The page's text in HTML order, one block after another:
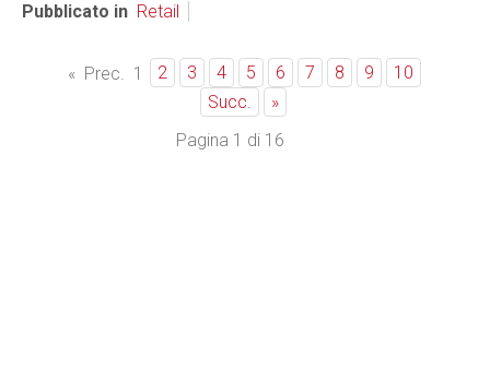
Pubblicato in Retail
« Prec. 1 2 3 4 5 6 7 8 9
10
Succ.
»
Pagina 1 di 16